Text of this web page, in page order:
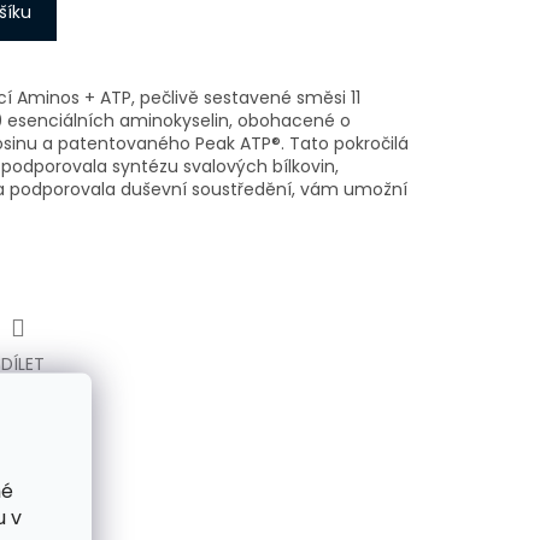
v
+ ATP, pečlivě sestavené směsi 11
aminokyselin, obohacené o
a patentovaného Peak ATP®. Tato pokročilá
syntézu svalových bílkovin,
podporovala duševní soustředění, vám umožní